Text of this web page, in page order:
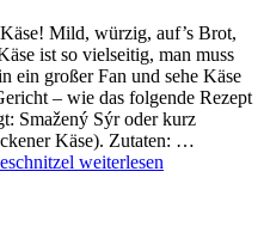
Mild, würzig, auf’s Brot,
ist so vielseitig, man muss
ein großer Fan und sehe Käse
– wie das folgende Rezept
Smažený Sýr oder kurz
Käse). Zutaten: …
weiterlesen